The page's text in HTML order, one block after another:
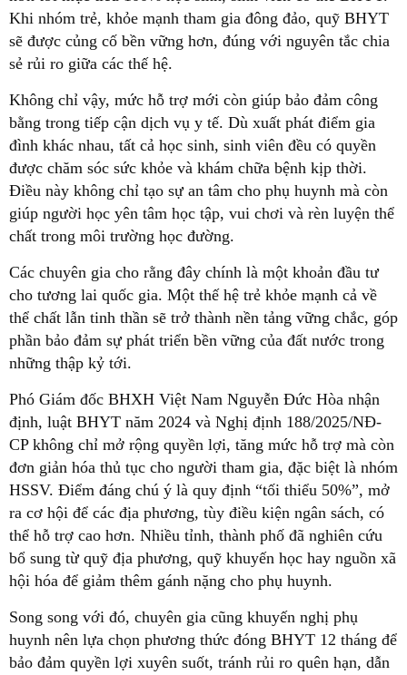
Khi nhóm trẻ, khỏe mạnh tham gia đông đảo, quỹ BHYT
sẽ được củng cố bền vững hơn, đúng với nguyên tắc chia
sẻ rủi ro giữa các thế hệ.
Không chỉ vậy, mức hỗ trợ mới còn giúp bảo đảm công
bằng trong tiếp cận dịch vụ y tế. Dù xuất phát điểm gia
đình khác nhau, tất cả học sinh, sinh viên đều có quyền
được chăm sóc sức khỏe và khám chữa bệnh kịp thời.
Điều này không chỉ tạo sự an tâm cho phụ huynh mà còn
giúp người học yên tâm học tập, vui chơi và rèn luyện thể
chất trong môi trường học đường.
Các chuyên gia cho rằng đây chính là một khoản đầu tư
cho tương lai quốc gia. Một thế hệ trẻ khỏe mạnh cả về
thể chất lẫn tinh thần sẽ trở thành nền tảng vững chắc, góp
phần bảo đảm sự phát triển bền vững của đất nước trong
những thập kỷ tới.
Phó Giám đốc BHXH Việt Nam Nguyễn Đức Hòa nhận
định, luật BHYT năm 2024 và Nghị định 188/2025/NĐ-
CP không chỉ mở rộng quyền lợi, tăng mức hỗ trợ mà còn
đơn giản hóa thủ tục cho người tham gia, đặc biệt là nhóm
HSSV. Điểm đáng chú ý là quy định “tối thiểu 50%”, mở
ra cơ hội để các địa phương, tùy điều kiện ngân sách, có
thể hỗ trợ cao hơn. Nhiều tỉnh, thành phố đã nghiên cứu
bổ sung từ quỹ địa phương, quỹ khuyến học hay nguồn xã
hội hóa để giảm thêm gánh nặng cho phụ huynh.
Song song với đó, chuyên gia cũng khuyến nghị phụ
huynh nên lựa chọn phương thức đóng BHYT 12 tháng để
bảo đảm quyền lợi xuyên suốt, tránh rủi ro quên hạn, dẫn